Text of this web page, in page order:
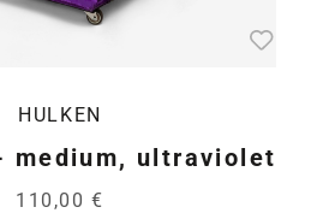
HULKEN
medium, ultraviolet
110,00 €